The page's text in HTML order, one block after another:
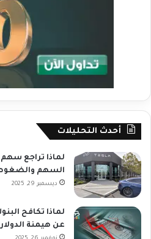
أحدث التحليلات
لماذا تراجع سهم
السهم والضغوط
ديسمبر 29, 2025
لماذا تكافح
عن هيمنة